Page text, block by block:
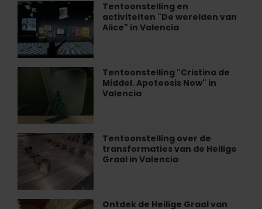
Tentoonstelling en
activiteiten "De werelden van
Alice" in Valencia
Tentoonstelling
en
activiteiten
"De
werelden
van
Tentoonstelling "Cristina de
Middel. Apoteosis Now" in
Valencia
Apoteosis
Now"
Valencia
Tentoonstelling over de
transformaties van de Heilige
Graal in Valencia
Tentoonstelling
over
transformaties
van
de
Ontdek de Heilige Graal van
Ontdek